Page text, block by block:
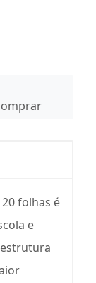
folhas é
e